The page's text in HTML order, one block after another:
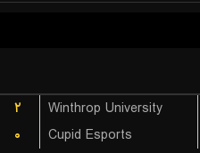
۲ Winthrop University
۰ Cupid Esports